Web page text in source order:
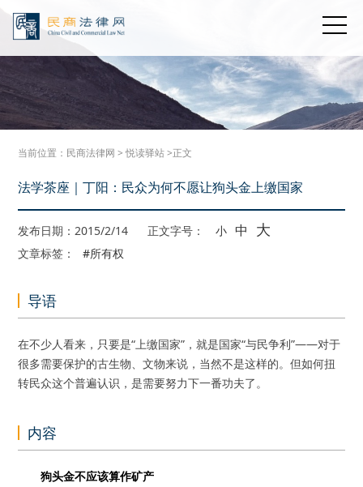
当前位置： 民商法律网 >悦读驿站>正文
法学茶座｜丁阳：民众为何不愿让狗头金上缴国家
发布日期：2015/2/14 正文字号： 小 中 大
文章标签： #所有权
导语
在不少人看来，只要是“上缴国家”，就是国家“与民争利”——对于
很多需要保护的古生物、文物来说，当然不是这样的。但如何扭
转民众这个普遍认识，是需要努力下一番功夫了。
内容
狗头金不应该算作矿产